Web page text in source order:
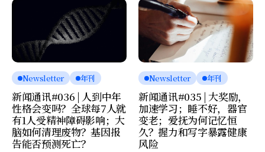
Newsletter 年刊
新闻通讯#036 | 人到中年
性格会变吗？全球每7人就
有1人受精神障碍影响；大
脑如何清理废物？基因报
告能否预测死亡？
Newsletter 年刊
新闻通讯#035 | 大奖励，
加速学习；睡不好，器官
变老；爱抚为何记忆恒
久？握力和写字暴露健康
风险